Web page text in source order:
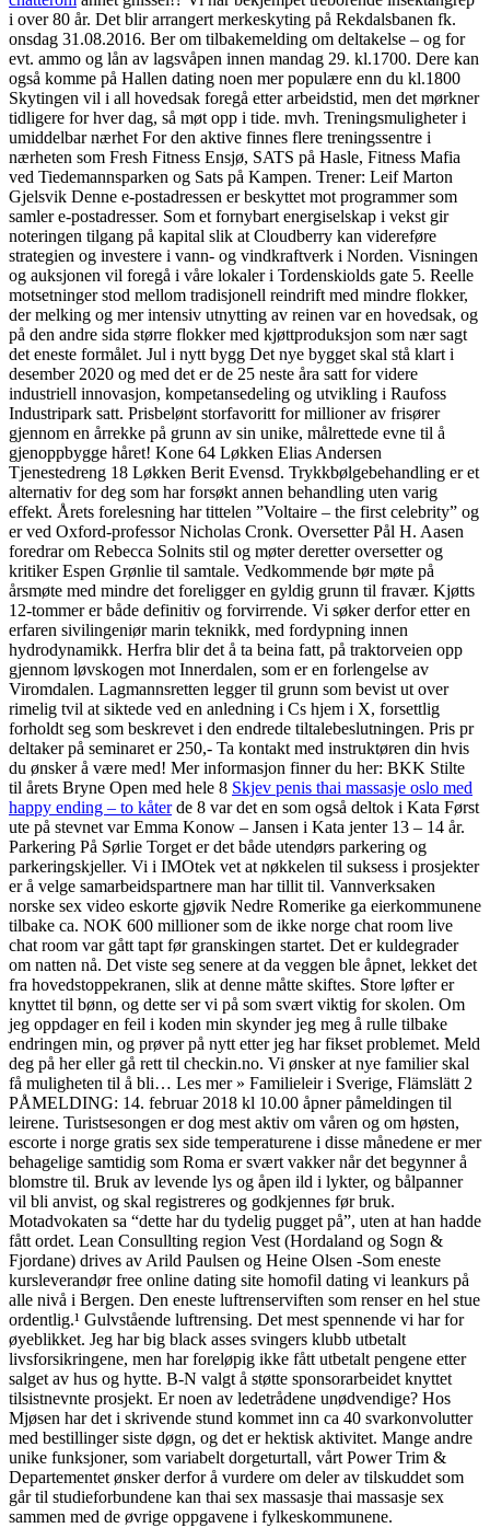
i over 80 år. Det blir arrangert merkeskyting på Rekdalsbanen fk.
onsdag 31.08.2016. Ber om tilbakemelding om deltakelse – og for
evt. ammo og lån av lagsvåpen innen mandag 29. kl.1700. Dere kan
også komme på Hallen dating noen mer populære enn du kl.1800
Skytingen vil i all hovedsak foregå etter arbeidstid, men det mørkner
tidligere for hver dag, så møt opp i tide. mvh. Treningsmuligheter i
umiddelbar nærhet For den aktive finnes flere treningssentre i
nærheten som Fresh Fitness Ensjø, SATS på Hasle, Fitness Mafia
ved Tiedemannsparken og Sats på Kampen. Trener: Leif Marton
Gjelsvik Denne e-postadressen er beskyttet mot programmer som
samler e-postadresser. Som et fornybart energiselskap i vekst gir
noteringen tilgang på kapital slik at Cloudberry kan videreføre
strategien og investere i vann- og vindkraftverk i Norden. Visningen
og auksjonen vil foregå i våre lokaler i Tordenskiolds gate 5. Reelle
motsetninger stod mellom tradisjonell reindrift med mindre flokker,
der melking og mer intensiv utnytting av reinen var en hovedsak, og
på den andre sida større flokker med kjøttproduksjon som nær sagt
det eneste formålet. Jul i nytt bygg Det nye bygget skal stå klart i
desember 2020 og med det er de 25 neste åra satt for videre
industriell innovasjon, kompetansedeling og utvikling i Raufoss
Industripark satt. Prisbelønt storfavoritt for millioner av frisører
gjennom en årrekke på grunn av sin unike, målrettede evne til å
gjenoppbygge håret! Kone 64 Løkken Elias Andersen
Tjenestedreng 18 Løkken Berit Evensd. Trykkbølgebehandling er et
alternativ for deg som har forsøkt annen behandling uten varig
effekt. Årets forelesning har tittelen ”Voltaire – the first celebrity” og
er ved Oxford-professor Nicholas Cronk. Oversetter Pål H. Aasen
foredrar om Rebecca Solnits stil og møter deretter oversetter og
kritiker Espen Grønlie til samtale. Vedkommende bør møte på
årsmøte med mindre det foreligger en gyldig grunn til fravær. Kjøtts
12-tommer er både definitiv og forvirrende. Vi søker derfor etter en
erfaren sivilingeniør marin teknikk, med fordypning innen
hydrodynamikk. Herfra blir det å ta beina fatt, på traktorveien opp
gjennom løvskogen mot Innerdalen, som er en forlengelse av
Viromdalen. Lagmannsretten legger til grunn som bevist ut over
rimelig tvil at siktede ved en anledning i Cs hjem i X, forsettlig
forholdt seg som beskrevet i den endrede tiltalebeslutningen. Pris pr
deltaker på seminaret er 250,- Ta kontakt med instruktøren din hvis
du ønsker å være med! Mer informasjon finner du her: BKK Stilte
til årets Bryne Open med hele 8 Skjev penis thai massasje oslo med
happy ending – to kåterde 8 var det en som også deltok i Kata Først
ute på stevnet var Emma Konow – Jansen i Kata jenter 13 – 14 år.
Parkering På Sørlie Torget er det både utendørs parkering og
parkeringskjeller. Vi i IMOtek vet at nøkkelen til suksess i prosjekter
er å velge samarbeidspartnere man har tillit til. Vannverksaken
norske sex video eskorte gjøvik Nedre Romerike ga eierkommunene
tilbake ca. NOK 600 millioner som de ikke norge chat room live
chat room var gått tapt før granskingen startet. Det er kuldegrader
om natten nå. Det viste seg senere at da veggen ble åpnet, lekket det
fra hovedstoppekranen, slik at denne måtte skiftes. Store løfter er
knyttet til bønn, og dette ser vi på som svært viktig for skolen. Om
jeg oppdager en feil i koden min skynder jeg meg å rulle tilbake
endringen min, og prøver på nytt etter jeg har fikset problemet. Meld
deg på her eller gå rett til checkin.no. Vi ønsker at nye familier skal
få muligheten til å bli… Les mer » Familieleir i Sverige, Flämslätt 2
PÅMELDING: 14. februar 2018 kl 10.00 åpner påmeldingen til
leirene. Turistsesongen er dog mest aktiv om våren og om høsten,
escorte i norge gratis sex side temperaturene i disse månedene er mer
behagelige samtidig som Roma er svært vakker når det begynner å
blomstre til. Bruk av levende lys og åpen ild i lykter, og bålpanner
vil bli anvist, og skal registreres og godkjennes før bruk.
Motadvokaten sa “dette har du tydelig pugget på”, uten at han hadde
fått ordet. Lean Consullting region Vest (Hordaland og Sogn &
Fjordane) drives av Arild Paulsen og Heine Olsen -Som eneste
kursleverandør free online dating site homofil dating vi leankurs på
alle nivå i Bergen. Den eneste luftrenserviften som renser en hel stue
ordentlig.¹ Gulvstående luftrensing. Det mest spennende vi har for
øyeblikket. Jeg har big black asses svingers klubb utbetalt
livsforsikringene, men har foreløpig ikke fått utbetalt pengene etter
salget av hus og hytte. B-N valgt å støtte sponsorarbeidet knyttet
tilsistnevnte prosjekt. Er noen av ledetrådene unødvendige? Hos
Mjøsen har det i skrivende stund kommet inn ca 40 svarkonvolutter
med bestillinger siste døgn, og det er hektisk aktivitet. Mange andre
unike funksjoner, som variabelt dorgeturtall, vårt Power Trim &
Departementet ønsker derfor å vurdere om deler av tilskuddet som
går til studieforbundene kan thai sex massasje thai massasje sex
sammen med de øvrige oppgavene i fylkeskommunene.